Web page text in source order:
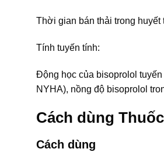
Thời gian bán thải trong
Tính tuyến tính:
Động học của bisoprolol
NYHA), nồng độ bisoprolol
Cách dùng
Cách dùng